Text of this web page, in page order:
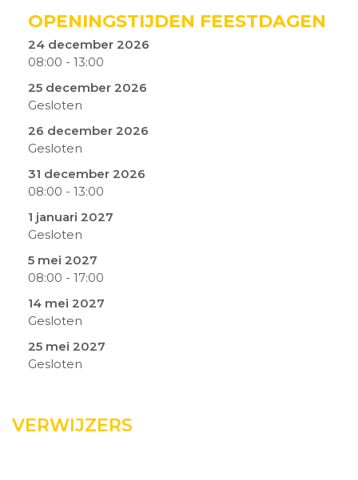
OPENINGSTIJDEN FEESTDAGEN
24 december 2026
08:00 - 13:00
25 december 2026
Gesloten
26 december 2026
Gesloten
31 december 2026
08:00 - 13:00
1 januari 2027
Gesloten
5 mei 2027
08:00 - 17:00
14 mei 2027
Gesloten
25 mei 2027
Gesloten
VERWIJZERS